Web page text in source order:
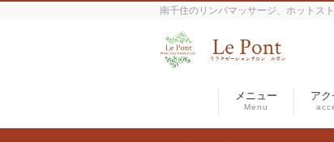
南千住のリンパマッサージ、ホットス
メニュー
Menu
アク